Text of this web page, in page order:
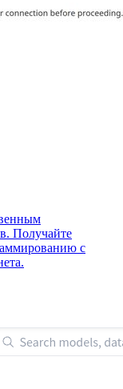
Получайте
с